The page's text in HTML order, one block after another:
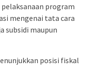
program
mengenai tata cara
subsidi maupun
posisi fiskal